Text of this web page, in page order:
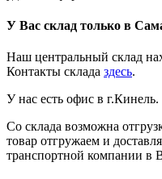
У Вас склад только в
Наш центральный склад
Контакты склада здесь.
У нас есть офис в г.Кинель.
Со склада возможна
товар отгружаем и
транспортной компании в